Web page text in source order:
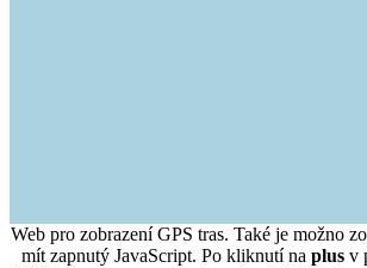
Web pro zobrazení GPS tras. Také je možno
mít zapnutý JavaScript. Po kliknutí na plusv